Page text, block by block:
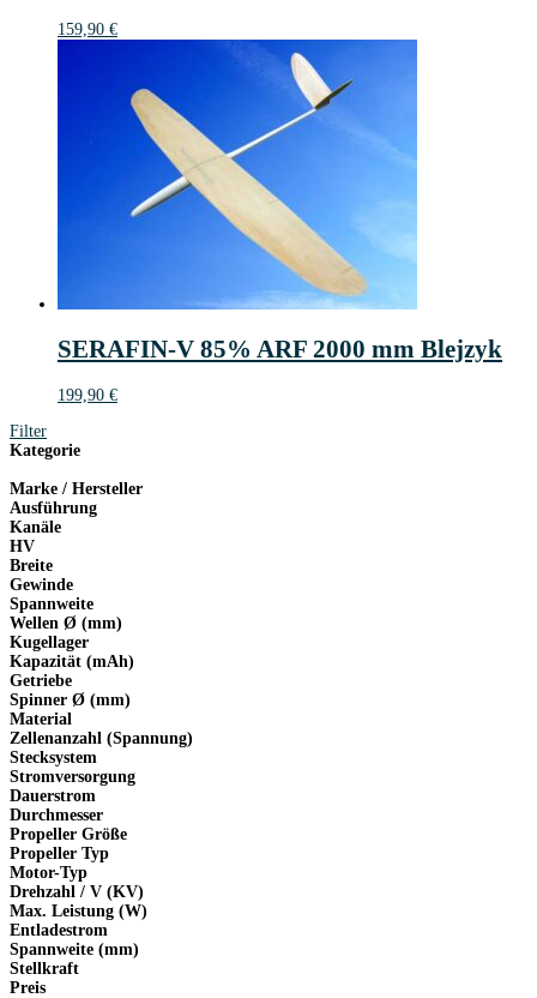
159,90 €
SERAFIN-V 85% ARF 2000 mm Blejzyk
199,90 €
Filter
Kategorie
Marke / Hersteller
Ausführung
Kanäle
HV
Breite
Gewinde
Spannweite
Wellen Ø (mm)
Kugellager
Kapazität (mAh)
Getriebe
Spinner Ø (mm)
Material
Zellenanzahl (Spannung)
Stecksystem
Stromversorgung
Dauerstrom
Durchmesser
Propeller Größe
Propeller Typ
Motor-Typ
Drehzahl / V (KV)
Max. Leistung (W)
Entladestrom
Spannweite (mm)
Stellkraft
Preis